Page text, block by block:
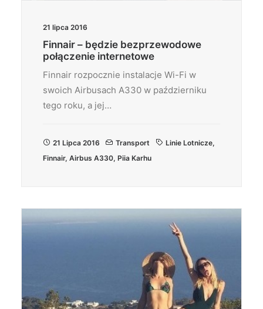
21 lipca 2016
Finnair – będzie bezprzewodowe
połączenie internetowe
Finnair rozpocznie instalacje Wi-Fi w
swoich Airbusach A330 w październiku
tego roku, a jej…
21 Lipca 2016 Transport Linie Lotnicze,
Finnair, Airbus A330, Piia Karhu